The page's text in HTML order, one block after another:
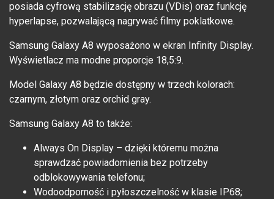
posiada cyfrową stabilizację obrazu (VDis) oraz funkcję
hyperlapse, pozwalającą nagrywać filmy poklatkowe.
Samsung Galaxy A8 wyposażono w ekran Infinity Display.
Wyświetlacz ma modne proporcje 18,5:9.
Model Galaxy A8 będzie dostępny w trzech kolorach:
czarnym, złotym oraz orchid gray.
Samsung Galaxy A8 to także:
Always On Display – dzięki któremu można
sprawdzać powiadomienia bez potrzeby
odblokowywania telefonu;
Wodoodporność i pyłoszczelność w klasie IP68;